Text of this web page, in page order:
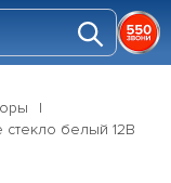
белый 12В